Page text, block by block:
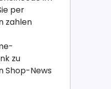
per
zahlen
zu
Shop-News